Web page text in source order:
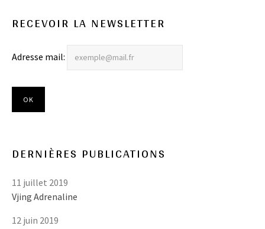
RECEVOIR LA NEWSLETTER
Adresse mail:
DERNIÈRES PUBLICATIONS
Vjing Adrenaline
11 juillet 2019
12 juin 2019